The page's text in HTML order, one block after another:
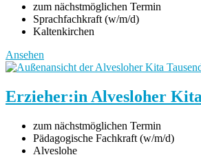
zum nächstmöglichen Termin
Sprachfachkraft (w/m/d)
Kaltenkirchen
Ansehen
Erzieher:in Alvesloher
zum nächstmöglichen Termin
Pädagogische Fachkraft (w/m/d)
Alveslohe